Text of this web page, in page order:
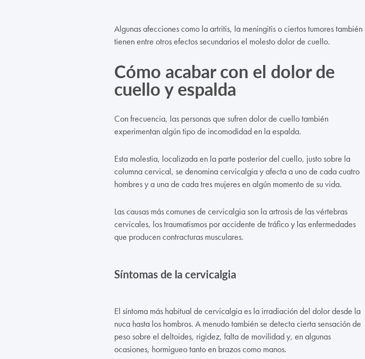
Algunas afecciones como la artritis, la meningitis o ciertos tumores también
tienen entre otros efectos secundarios el molesto dolor de cuello.
Cómo acabar con el dolor de
cuello y espalda
Con frecuencia, las personas que sufren dolor de cuello también
experimentan algún tipo de incomodidad en la espalda.
Esta molestia, localizada en la parte posterior del cuello, justo sobre la
columna cervical, se denomina cervicalgia y afecta a uno de cada cuatro
hombres y a una de cada tres mujeres en algún momento de su vida.
Las causas más comunes de cervicalgia son la artrosis de las vértebras
cervicales, los traumatismos por accidente de tráfico y las enfermedades
que producen contracturas musculares.
Síntomas de la cervicalgia
El síntoma más habitual de cervicalgia es la irradiación del dolor desde la
nuca hasta los hombros. A menudo también se detecta cierta sensación de
peso sobre el deltoides, rigidez, falta de movilidad y, en algunas
ocasiones, hormigueo tanto en brazos como manos.